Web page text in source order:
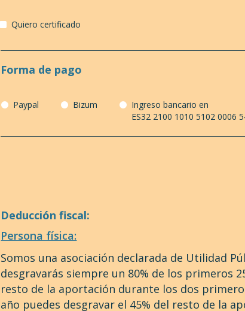
Quiero certificado
Forma de pago
Paypal Bizum
Ingreso bancario en
ES32 2100 1010 5102 0006
Deducción fiscal:
Persona física:
Somos una asociación declarada de Utilidad
desgravarás siempre un 80% de los primeros
resto de la aportación durante los dos
año puedes desgravar el 45% del resto de la